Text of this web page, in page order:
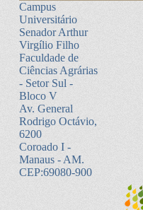
Campus
Universitário
Senador Arthur
Virgílio Filho
Faculdade de
Ciências Agrárias
- Setor Sul -
Bloco V
Av. General
Rodrigo Octávio,
6200
Coroado I -
Manaus - AM.
CEP:69080-900